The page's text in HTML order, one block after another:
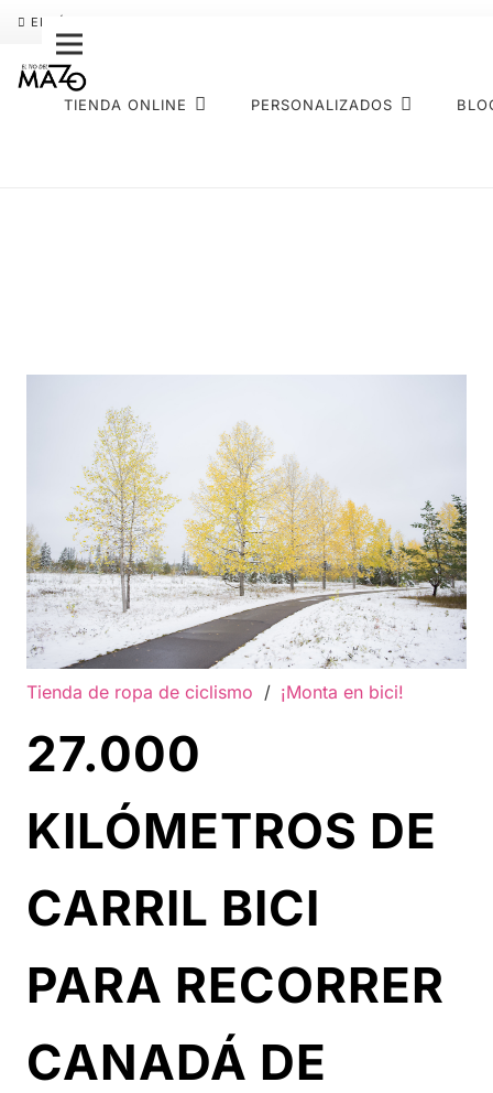
ENVÍO GRATIS
TIENDA ONLINE PERSONALIZADOS
Tienda de ropa de ciclismo / ¡Monta en bici!
27.000
KILÓMETROS DE
CARRIL BICI
PARA RECORRER
CANADÁ DE